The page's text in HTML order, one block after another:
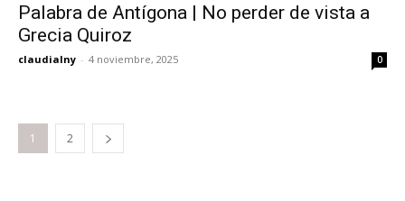
Palabra de Antígona | No perder de vista a
Grecia Quiroz
claudialny - 4 noviembre, 2025 0
1 2